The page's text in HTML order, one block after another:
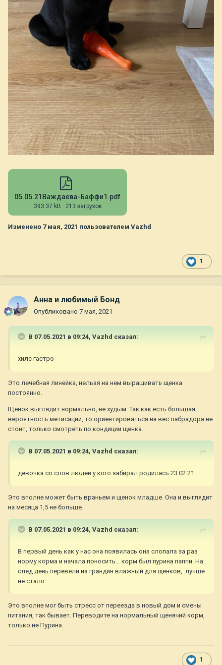
05.05.21Важдаева-Баффи1.pdf
393.37 kB · 213 загрузок
Изменено 7 мая, 2021 пользователем Vazhd
1
Анна и любимый Бонд
Опубликовано 7 мая, 2021
В 07.05.2021 в 09:24, Vazhd сказал:
хилс гастро
Это лечебная линейка, нельзя на нем выращивать щенка
постоянно.
Щенок выглядит нормально, не худым. Так как есть большая
вероятность метисации, то ориентироваться на вес лабрадора не
стоит, только смотреть по кондиции щенка.
В 07.05.2021 в 09:24, Vazhd сказал:
девочка со слов людей у кого забирал родилась 23.02.21.
Это вполне может быть враньем и щенок младше. Она и выглядит
на месяца 1,5 не больше.
В 07.05.2021 в 09:24, Vazhd сказал:
В первый день как у нас она появилась она слопала за раз
норму корма и начала поносить... корм был пурина паппи. На
след день перевели на грандин влажный для щенков, лучше
не стало.
Это вполне мог быть стресс от переезда в новый дом и смены
питания, так бывает. Переводите на нормальный щенячий корм,
только не Пурина.
1